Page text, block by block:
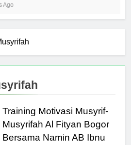
Gadget, TV, dan Bioskop
Ago
Training Motivasi Musyrif-
Musyrifah Al Fityan Bogor
Bersama Namin AB Ibnu